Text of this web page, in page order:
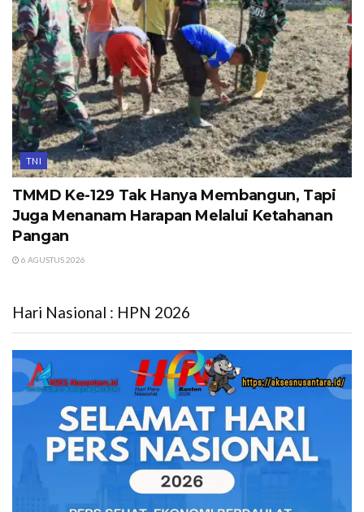
TNI
TMMD Ke-129 Tak Hanya Membangun, Tapi
Juga Menanam Harapan Melalui Ketahanan
Pangan
6 AGUSTUS 2026
Hari Nasional : HPN 2026